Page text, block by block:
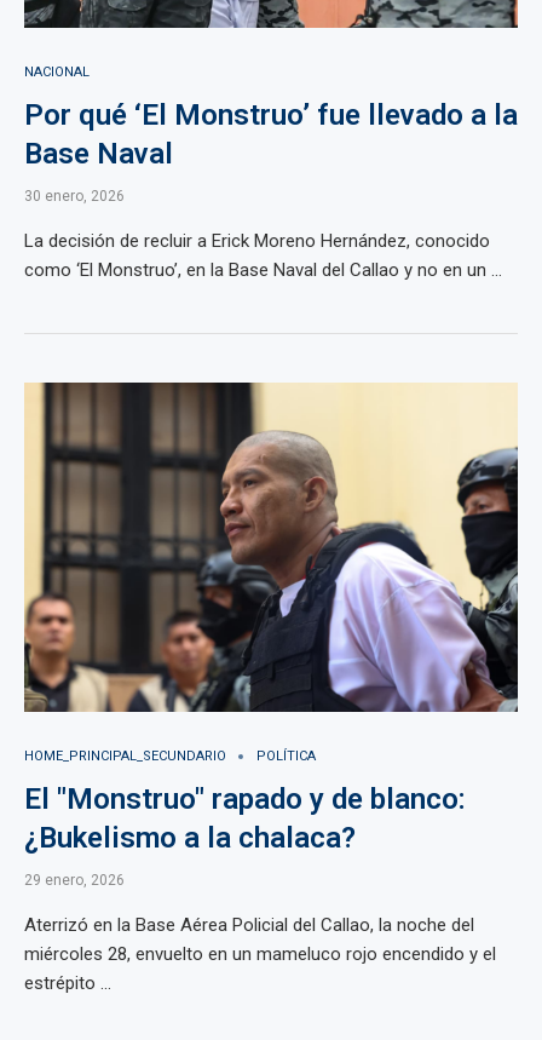
NACIONAL
Por qué ‘El Monstruo’ fue llevado a la
Base Naval
30 enero, 2026
La decisión de recluir a Erick Moreno Hernández, conocido
como ‘El Monstruo’, en la Base Naval del Callao y no en un ...
HOME_PRINCIPAL_SECUNDARIO POLÍTICA
El "Monstruo" rapado y de blanco:
¿Bukelismo a la chalaca?
29 enero, 2026
Aterrizó en la Base Aérea Policial del Callao, la noche del
miércoles 28, envuelto en un mameluco rojo encendido y el
estrépito ...